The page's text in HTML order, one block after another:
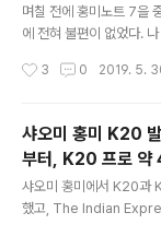
가 집계되었고, 국내에
는데, 중국과 마찬가지로
대가 팔렸다고 했을때, 팔
며칠 전에 홍미노트 7을
에 전혀 불편이 없었다.
미위(Miui) 적응이 워낙
는 편이 아니니, 어쩌면
오미 관련 카페에 터치 문
당한(??) 속도로 치는 건
심하다는 이야기를 들었
등 가성비폰 쓸수록 국내
3 0 2019. 5.
샤오미 홍미 K20
부터, K20 프로 약
샤오미 홍미에서 K20과
했고, The Indian